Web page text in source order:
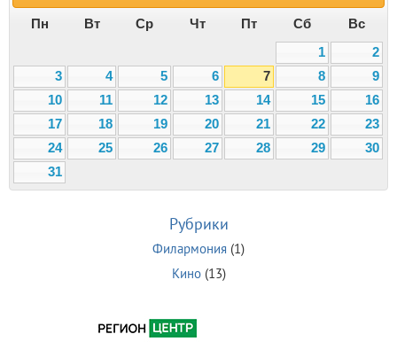
Пн Вт Ср Чт Пт Сб
Вс
1
2
3
4 5 6 7 8
9
10
11 12 13 14 15
16
17
18 19 20 21 22
23
24
25 26 27 28 29
30
31
Рубрики
Филармония (1)
Кино(13)